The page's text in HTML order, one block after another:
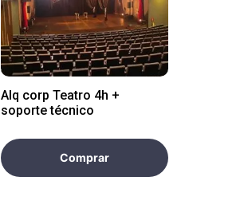
Alq corp Teatro 4h +
soporte técnico
Comprar